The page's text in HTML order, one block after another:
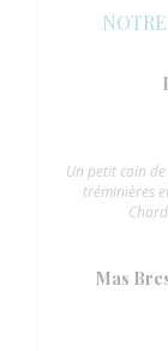
Un petit coin
tréminières
Mas